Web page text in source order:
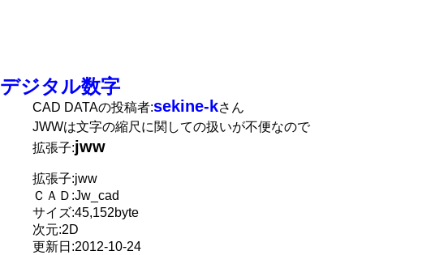
デジタル数字
CAD DATAの投稿者:sekine-kさん
JWWは文字の縮尺に関しての扱いが不便なので
拡張子:jww
拡張子:jww
ＣＡＤ:Jw_cad
サイズ:45,152byte
次元:2D
更新日:2012-10-24